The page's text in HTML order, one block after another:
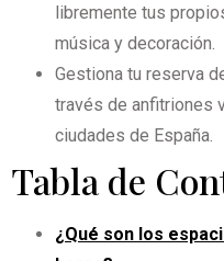
libremente tus
música y decoración.
Gestiona tu reserva
través de anfitriones
ciudades de España.
Tabla de
¿Qué son los